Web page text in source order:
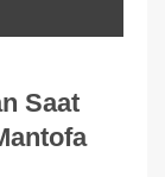
Saat